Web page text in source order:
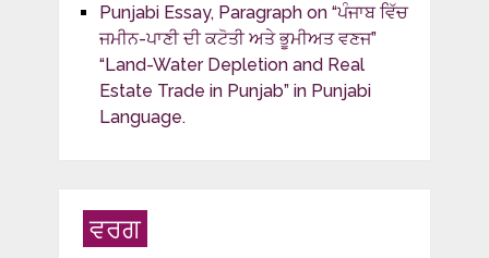
Punjabi Essay, Paragraph on “ਪੰਜਾਬ ਵਿੱਚ
ਜਮੀਨ-ਪਾਣੀ ਦੀ ਕਟੋਤੀ ਅਤੇ ਭੂਮੀਅਤ ਵਣਜ”
“Land-Water Depletion and Real
Estate Trade in Punjab” in Punjabi
Language.
ਵਰਗ